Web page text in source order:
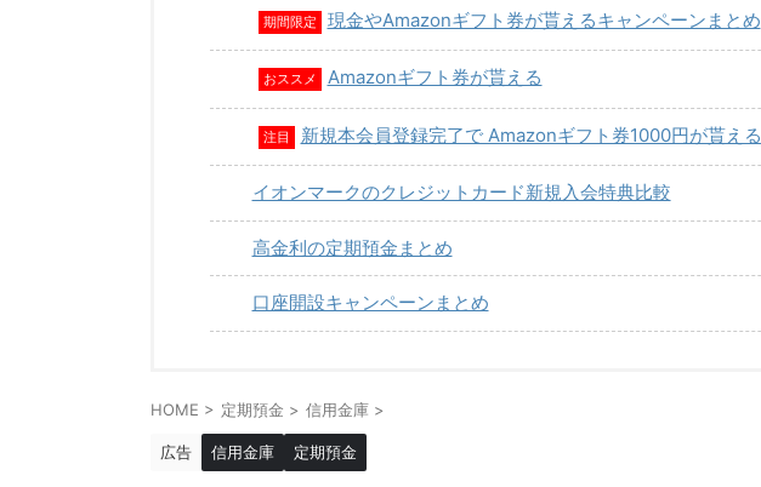
期間限定 現金やAmazonギフト券が貰えるキャンペーンまとめ
おススメ Amazonギフト券が貰える
注目 新規本会員登録完了で Amazonギフト券1000円が貰える
イオンマークのクレジットカード新規入会特典比較
高金利の定期預金まとめ
口座開設キャンペーンまとめ
HOME > 定期預金 > 信用金庫 >
広告 信用金庫 定期預金